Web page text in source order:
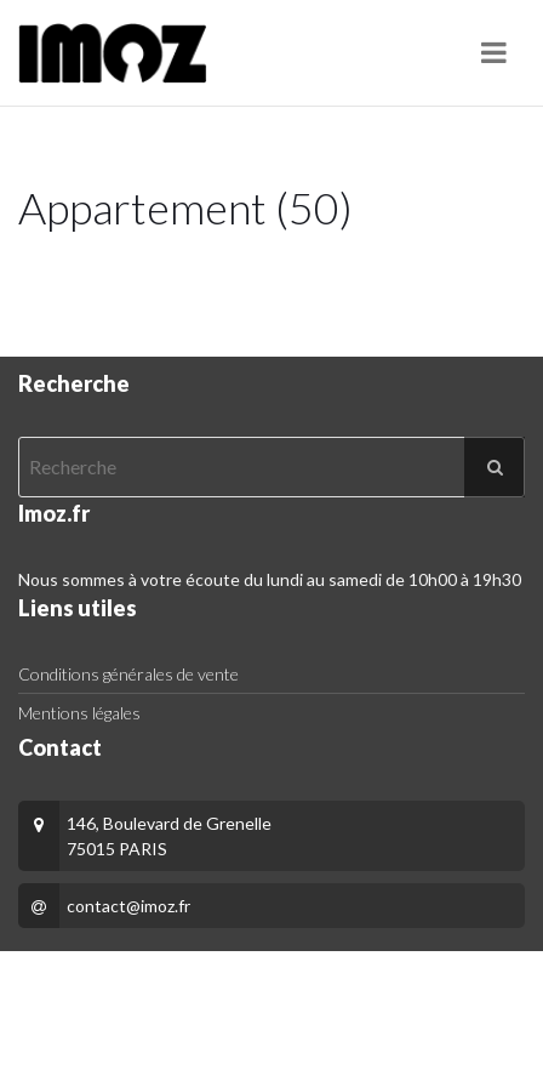
Appartement (50)
Recherche
Imoz.fr
Nous sommes à votre écoute du lundi au samedi de 10h00 à 19h30
Liens utiles
Conditions générales de vente
Mentions légales
Contact
146, Boulevard de Grenelle
75015 PARIS
contact@imoz.fr